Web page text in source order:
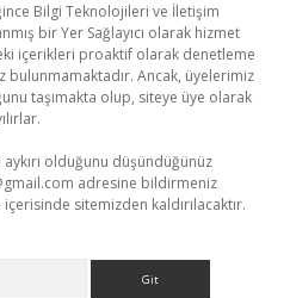
Bilgi Teknolojileri ve İletişim
bir Yer Sağlayıcı olarak hizmet
içerikleri proaktif olarak denetleme
bulunmamaktadır. Ancak, üyelerimiz
taşımakta olup, siteye üye olarak
olduğunu düşündüğünüz
adresine bildirmeniz
sitemizden kaldırılacaktır.